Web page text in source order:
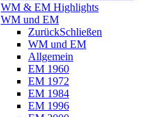
WM & EM Highlights
WM und EM
ZurückSchließen
WM und EM
Allgemein
EM 1960
EM 1972
EM 1984
EM 1996